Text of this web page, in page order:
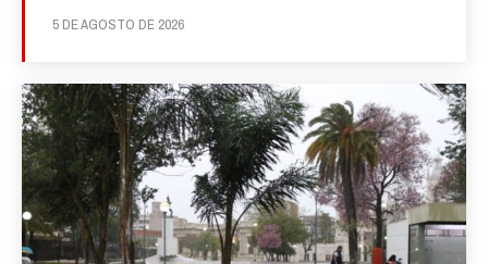
5 DE AGOSTO DE 2026